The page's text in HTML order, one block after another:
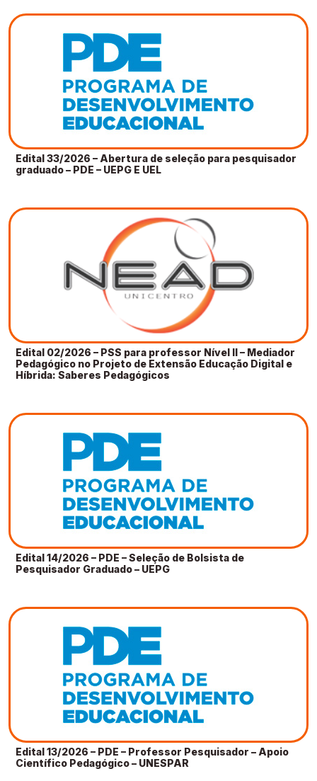
Edital 33/2026 – Abertura de seleção para pesquisador
graduado – PDE – UEPG E UEL
Edital 02/2026 – PSS para professor Nível II – Mediador
Pedagógico no Projeto de Extensão Educação Digital e
Híbrida: Saberes Pedagógicos
Edital 14/2026 – PDE – Seleção de Bolsista de
Pesquisador Graduado – UEPG
Edital 13/2026 – PDE – Professor Pesquisador – Apoio
Científico Pedagógico – UNESPAR